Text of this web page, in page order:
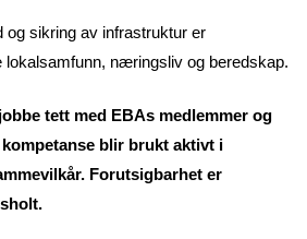
og sikring av infrastruktur er
lokalsamfunn, næringsliv og beredskap.
tett med EBAs medlemmer og
blir brukt aktivt i
Forutsigbarhet er